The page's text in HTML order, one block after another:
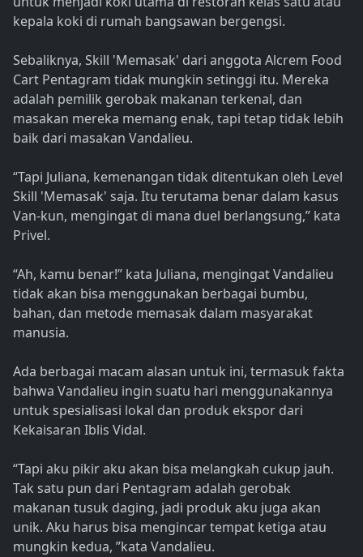
kepala koki di rumah bangsawan bergengsi.
Sebaliknya, Skill 'Memasak' dari anggota Alcrem Food
Cart Pentagram tidak mungkin setinggi itu. Mereka
adalah pemilik gerobak makanan terkenal, dan
masakan mereka memang enak, tapi tetap tidak lebih
baik dari masakan Vandalieu.
“Tapi Juliana, kemenangan tidak ditentukan oleh Level
Skill 'Memasak' saja. Itu terutama benar dalam kasus
Van-kun, mengingat di mana duel berlangsung,” kata
Privel.
“Ah, kamu benar!” kata Juliana, mengingat Vandalieu
tidak akan bisa menggunakan berbagai bumbu,
bahan, dan metode memasak dalam masyarakat
manusia.
Ada berbagai macam alasan untuk ini, termasuk fakta
bahwa Vandalieu ingin suatu hari menggunakannya
untuk spesialisasi lokal dan produk ekspor dari
Kekaisaran Iblis Vidal.
“Tapi aku pikir aku akan bisa melangkah cukup jauh.
Tak satu pun dari Pentagram adalah gerobak
makanan tusuk daging, jadi produk aku juga akan
unik. Aku harus bisa mengincar tempat ketiga atau
mungkin kedua, ”kata Vandalieu.